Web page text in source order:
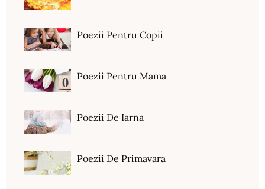
Poezii Pentru Copii
Poezii Pentru Mama
Poezii De Iarna
Poezii De Primavara